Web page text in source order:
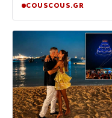
COUSCOUS.GR